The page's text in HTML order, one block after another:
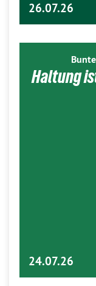
26.07.26
Haltung
24.07.26